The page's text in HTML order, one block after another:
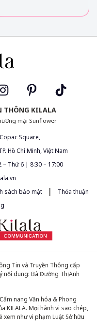
THÔNG KILALA
mại Sunflower
Square,
Hồ Chí Minh, Việt Nam
– Thứ 6 | 8:30 – 17:00
sách bảo mật |
Thỏa thuận
Tin và Truyền Thông cấp
nội dung: Bà Đường Thị Anh
nang Văn hóa & Phong
KILALA. Mọi hành vi sao chép,
xem như vi phạm Luật Sở hữu